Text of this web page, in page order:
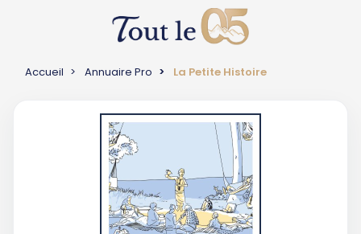
Accueil Annuaire Pro La Petite Histoire